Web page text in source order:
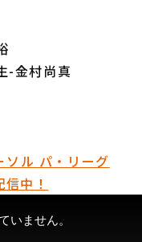
-金村尚真
ソル パ・リーグ
中！